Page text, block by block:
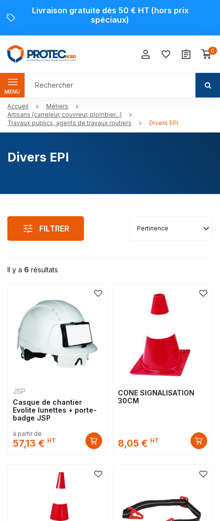
Livraison gratuite dès 50 € HT (hors prix
spéciaux)
0
MENU
Accueil
Métiers
Artisans (carreleur, couvreur, plombier...)
Travaux publics, agents de travaux routiers
Divers EPI
Divers EPI
FILTRER Pertinence
Il y a 6 résultats
JSP
Casque de chantier
Evolite lunettes + porte-
badge JSP
à partir de
57,13 € HT
CONE SIGNALISATION
30CM
8,05 € HT